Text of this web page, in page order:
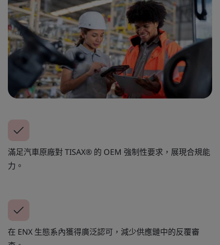
滿足汽車原廠對 TISAX® 的 OEM 強制性要求，展現合規能
力。
在 ENX 生態系內獲得廣泛認可，減少供應鏈中的反覆審